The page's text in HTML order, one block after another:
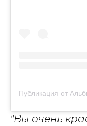
"Вы очень